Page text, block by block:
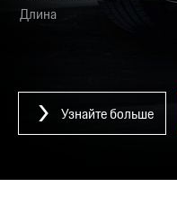
Длина
Узнайте больше